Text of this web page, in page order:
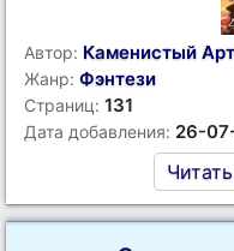
Автор: Каменистый
Жанр: Фэнтези
Страниц: 131
Дата добавления: 26-
Читать